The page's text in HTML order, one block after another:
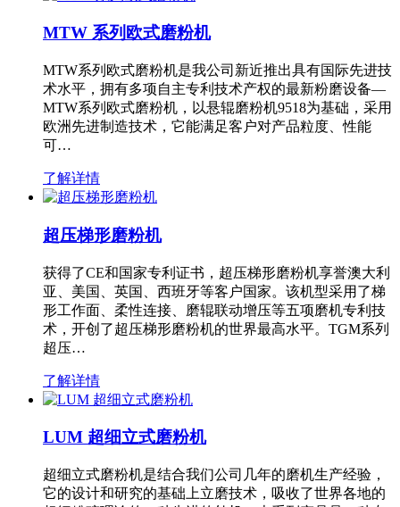
MTW 系列欧式磨粉机
MTW系列欧式磨粉机是我公司新近推出具有国际先进技
术水平，拥有多项自主专利技术产权的最新粉磨设备—
MTW系列欧式磨粉机，以悬辊磨粉机9518为基础，采用
欧洲先进制造技术，它能满足客户对产品粒度、性能
可…
了解详情
超压梯形磨粉机
获得了CE和国家专利证书，超压梯形磨粉机享誉澳大利
亚、美国、英国、西班牙等客户国家。该机型采用了梯
形工作面、柔性连接、磨辊联动增压等五项磨机专利技
术，开创了超压梯形磨粉机的世界最高水平。TGM系列
超压…
了解详情
LUM 超细立式磨粉机
超细立式磨粉机是结合我们公司几年的磨机生产经验，
它的设计和研究的基础上立磨技术，吸收了世界各地的